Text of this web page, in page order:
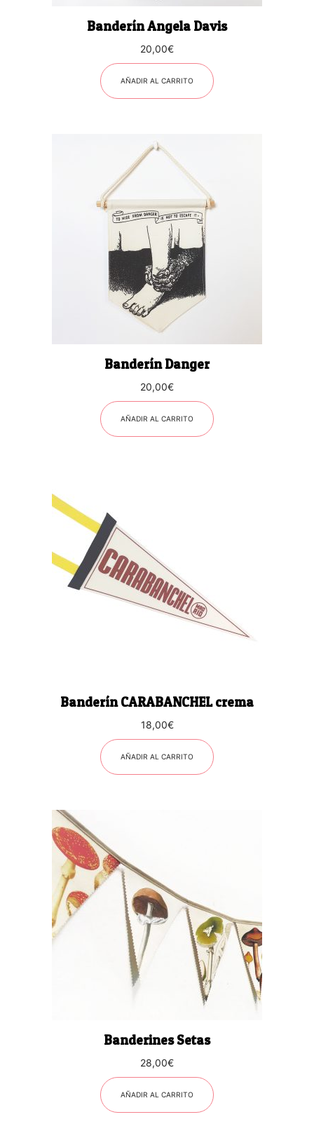
Banderín Angela Davis
20,00€
AÑADIR AL CARRITO
Banderín Danger
20,00€
AÑADIR AL CARRITO
Banderín CARABANCHEL crema
18,00€
AÑADIR AL CARRITO
Banderines Setas
28,00€
AÑADIR AL CARRITO